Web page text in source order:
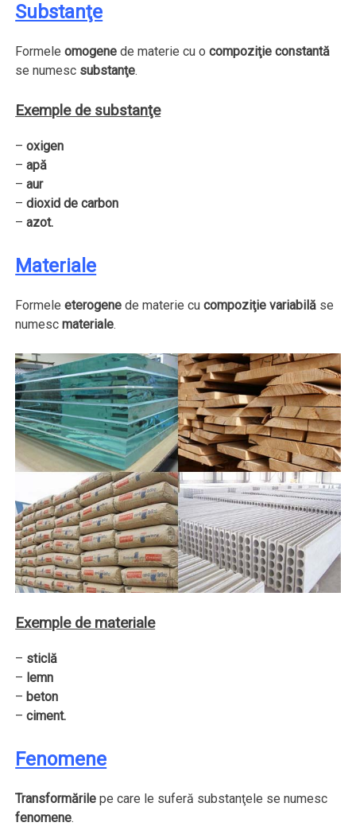
Substanţe
Formeleomogene de materie cu ocompoziţie constantă
se numesc substanţe.
Exemple de substanţe
–oxigen
–apă
–aur
–dioxid de carbon
–azot.
Materiale
Formeleeterogene de materie cucompoziţie variabilă se
numescmateriale.
Exemple de materiale
– sticlă
– lemn
– beton
–ciment.
Fenomene
Transformările pe care le suferă substanţele se numesc
fenomene.